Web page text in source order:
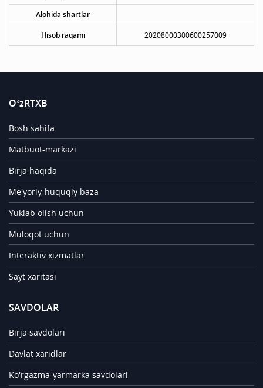
Alohida shartlar
Hisob raqami 20208000300600257009
O‘zRTXB
Bosh sahifa
Matbuot-markazi
Birja haqida
Me'yoriy-huquqiy baza
Yuklab olish uchun
Muloqot uchun
Interaktiv xizmatlar
Sayt xaritasi
SAVDOLAR
Birja savdolari
Davlat xaridlar
Ko'rgazma-yarmarka savdolari